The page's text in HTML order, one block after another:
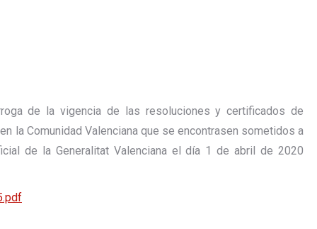
de la vigencia de las resoluciones y certificados de
la Comunidad Valenciana que se encontrasen sometidos a
de la Generalitat Valenciana el día 1 de abril de 2020